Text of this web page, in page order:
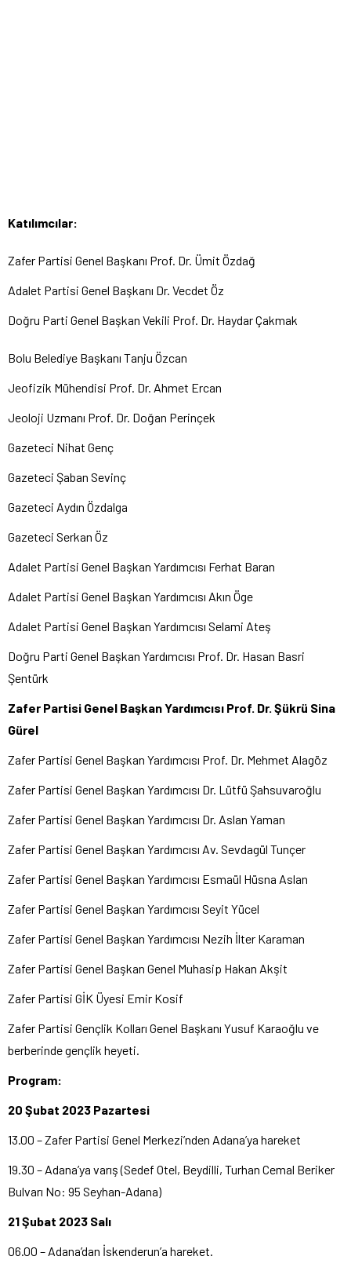
Katılımcılar:
Zafer Partisi Genel Başkanı Prof. Dr. Ümit Özdağ
Adalet Partisi Genel Başkanı Dr. Vecdet Öz
Doğru Parti Genel Başkan Vekili Prof. Dr. Haydar Çakmak
Bolu Belediye Başkanı Tanju Özcan
Jeofizik Mühendisi Prof. Dr. Ahmet Ercan
Jeoloji Uzmanı Prof. Dr. Doğan Perinçek
Gazeteci Nihat Genç
Gazeteci Şaban Sevinç
Gazeteci Aydın Özdalga
Gazeteci Serkan Öz
Adalet Partisi Genel Başkan Yardımcısı Ferhat Baran
Adalet Partisi Genel Başkan Yardımcısı Akın Öge
Adalet Partisi Genel Başkan Yardımcısı Selami Ateş
Doğru Parti Genel Başkan Yardımcısı Prof. Dr. Hasan Basri
Şentürk
Zafer Partisi Genel Başkan Yardımcısı Prof. Dr. Şükrü Sina
Gürel
Zafer Partisi Genel Başkan Yardımcısı Prof. Dr. Mehmet Alagöz
Zafer Partisi Genel Başkan Yardımcısı Dr. Lütfü Şahsuvaroğlu
Zafer Partisi Genel Başkan Yardımcısı Dr. Aslan Yaman
Zafer Partisi Genel Başkan Yardımcısı Av. Sevdagül Tunçer
Zafer Partisi Genel Başkan Yardımcısı Esmaül Hüsna Aslan
Zafer Partisi Genel Başkan Yardımcısı Seyit Yücel
Zafer Partisi Genel Başkan Yardımcısı Nezih İlter Karaman
Zafer Partisi Genel Başkan Genel Muhasip Hakan Akşit
Zafer Partisi GİK Üyesi Emir Kosif
Zafer Partisi Gençlik Kolları Genel Başkanı Yusuf Karaoğlu ve
berberinde gençlik heyeti.
Program:
20 Şubat 2023 Pazartesi
13.00 – Zafer Partisi Genel Merkezi’nden Adana’ya hareket
19.30 – Adana’ya varış (Sedef Otel, Beydilli, Turhan Cemal Beriker
Bulvarı No: 95 Seyhan-Adana)
21 Şubat 2023 Salı
06.00 – Adana’dan İskenderun’a hareket.